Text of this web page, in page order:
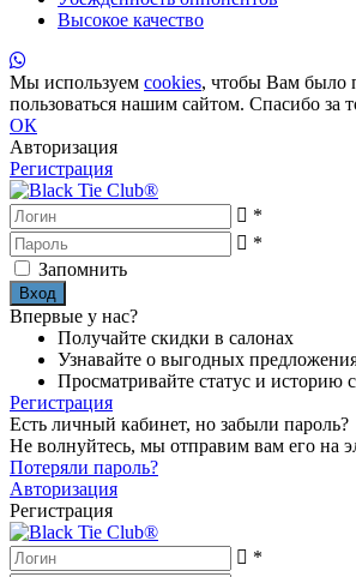
Высокое качество
Мы используем cookies, чтобы Вам было
пользоваться нашим сайтом. Спасибо за
ОК
Авторизация
Регистрация
*
*
Запомнить
Впервые у нас?
Получайте скидки в салонах
Узнавайте о выгодных
Просматривайте статус и историю
Регистрация
Есть личный кабинет, но забыли пароль?
Не волнуйтесь, мы отправим вам его на
Потеряли пароль?
Авторизация
Регистрация
*